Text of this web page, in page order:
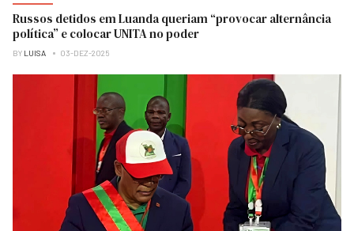
Russos detidos em Luanda queriam “provocar alternância
política” e colocar UNITA no poder
BY LUISA 03-DEZ-2025